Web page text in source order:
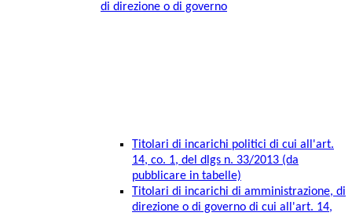
di direzione o di governo
Titolari di incarichi politici di cui all'art.
14, co. 1, del dlgs n. 33/2013 (da
pubblicare in tabelle)
Titolari di incarichi di amministrazione, di
direzione o di governo di cui all'art. 14,